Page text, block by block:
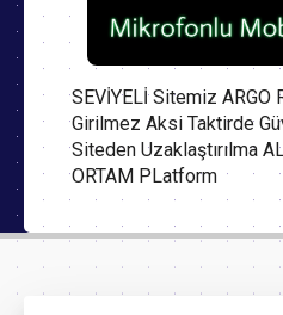
SEVİYELİ Sitemiz ARGO
Girilmez Aksi Taktirde
Siteden Uzaklaştırılma
ORTAM PLatform